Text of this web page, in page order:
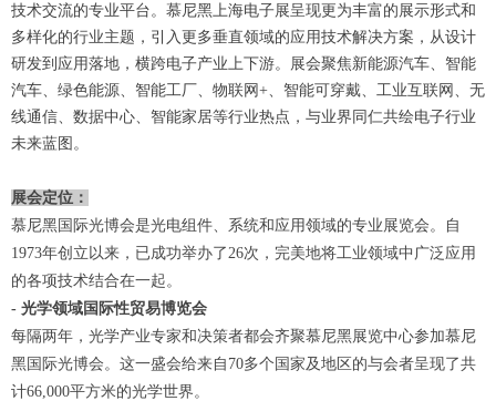
技术交流的专业平台。慕尼黑上海电子展呈现更为丰富的展示形式和
多样化的行业主题，引入更多垂直领域的应用技术解决方案，从设计
研发到应用落地，横跨电子产业上下游。展会聚焦新能源汽车、智能
汽车、绿色能源、智能工厂、物联网+、智能可穿戴、工业互联网、无
线通信、数据中心、智能家居等行业热点，与业界同仁共绘电子行业
未来蓝图。
展会定位：
慕尼黑国际光博会是光电组件、系统和应用领域的专业展览会。自
1973年创立以来，已成功举办了26次，完美地将工业领域中广泛应用
的各项技术结合在一起。
- 光学领域国际性贸易博览会
每隔两年，光学产业专家和决策者都会齐聚慕尼黑展览中心参加慕尼
黑国际光博会。这一盛会给来自 70多个国家及地区的与会者呈现了共
计66,000平方米的光学世界。